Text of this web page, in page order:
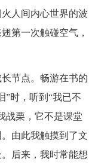
人间内心世界的波
第一次触碰空气，
节点。畅游在书的
”时，听到“我已不
战栗，它不是课堂
由此我触摸到了文
后来，我时常能想